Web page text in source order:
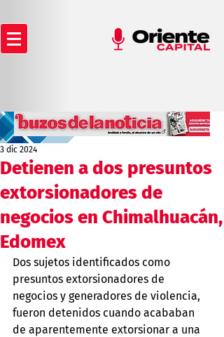
Detienen a dos presuntos
extorsionadores de
negocios en Chimalhuacán,
Edomex
3 dic 2024
Dos sujetos identificados como
presuntos extorsionadores de
negocios y generadores de violencia,
fueron detenidos cuando acababan
de aparentemente extorsionar a una